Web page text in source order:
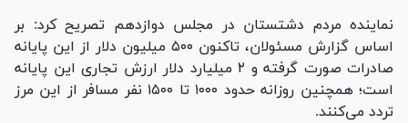
نماینده مردم دشتستان در مجلس دوازدهم تصریح کرد: بر
اساس گزارش مسئولان، تاکنون ۵۰۰ میلیون دلار از این پایانه
صادرات صورت گرفته و ۲ میلیارد دلار ارزش تجاری این پایانه
است؛ همچنین روزانه حدود ۱۰۰۰ تا ۱۵۰۰ نفر مسافر از این مرز
تردد می‌کنند.